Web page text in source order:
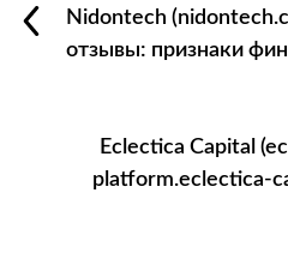
Nidontech
отзывы: признаки
Eclectica Capital
platform.eclectica-